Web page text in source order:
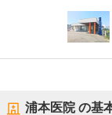
浦本医院の基